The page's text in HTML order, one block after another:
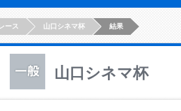
ース 山口シネマ杯 結果
山口シネマ杯